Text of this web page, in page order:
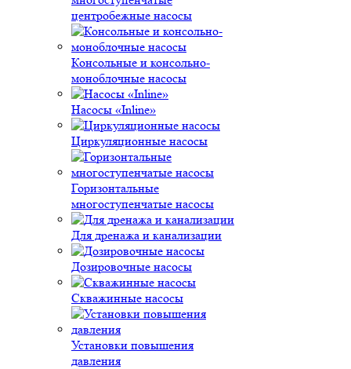
центробежные насосы
Консольные и консольно-
моноблочные насосы
Насосы «Inline»
Циркуляционные насосы
Горизонтальные
многоступенчатые насосы
Для дренажа и канализации
Дозировочные насосы
Скважинные насосы
Установки повышения
давления